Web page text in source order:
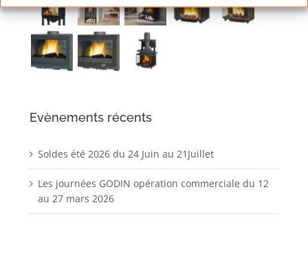
Evènements récents
Soldes été 2026 du 24 Juin au 21Juillet
Les journées GODIN opération commerciale du 12
au 27 mars 2026